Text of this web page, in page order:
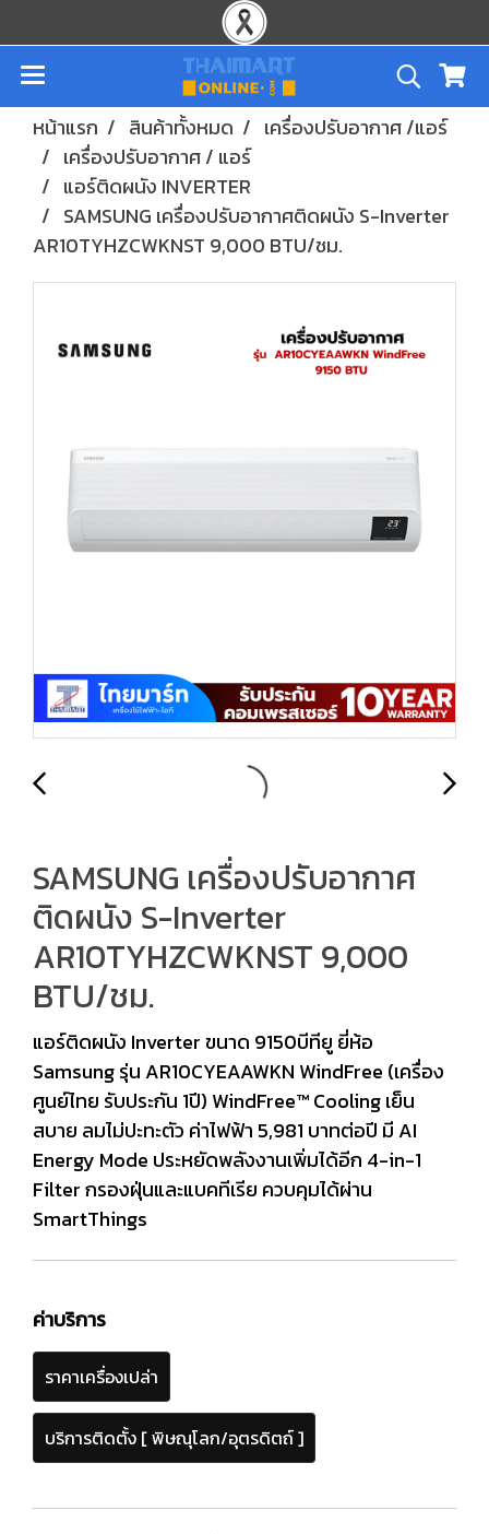
หน้าแรก สินค้าทั้งหมด
เครื่องปรับอากาศ /แอร์
เครื่องปรับอากาศ / แอร์
แอร์ติดผนัง INVERTER
SAMSUNG เครื่องปรับอากาศติดผนัง S-Inverter
AR10TYHZCWKNST 9,000 BTU/ชม.
SAMSUNG เครื่องปรับอากาศ
ติดผนัง S-Inverter
AR10TYHZCWKNST 9,000
BTU/ชม.
แอร์ติดผนัง Inverter ขนาด 9150บีทียู ยี่ห้อ
Samsung รุ่น AR10CYEAAWKN WindFree (เครื่อง
ศูนย์ไทย รับประกัน 1ปี) WindFree™ Cooling เย็น
สบาย ลมไม่ปะทะตัว ค่าไฟฟ้า 5,981 บาทต่อปี มี AI
Energy Mode ประหยัดพลังงานเพิ่มได้อีก 4-in-1
Filter กรองฝุ่นและแบคทีเรีย ควบคุมได้ผ่าน
SmartThings
ค่าบริการ
ราคาเครื่องเปล่า
บริการติดตั้ง [ พิษณุโลก/อุตรดิตถ์ ]